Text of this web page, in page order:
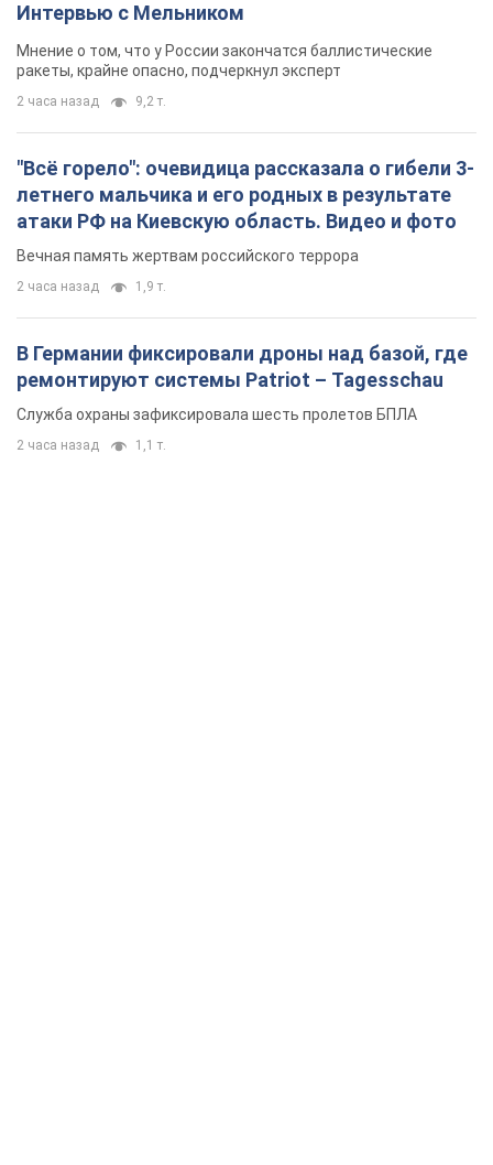
Интервью с Мельником
Мнение о том, что у России закончатся баллистические
ракеты, крайне опасно, подчеркнул эксперт
2 часа назад 9,2 т.
"Всё горело": очевидица рассказала о гибели 3-
летнего мальчика и его родных в результате
атаки РФ на Киевскую область. Видео и фото
Вечная память жертвам российского террора
2 часа назад 1,9 т.
В Германии фиксировали дроны над базой, где
ремонтируют системы Patriot – Tagesschau
Служба охраны зафиксировала шесть пролетов БПЛА
2 часа назад 1,1 т.